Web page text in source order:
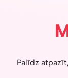
Palīdz